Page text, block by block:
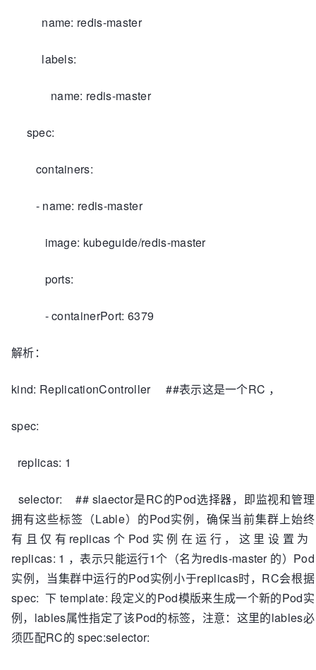
name: redis-master
labels:
name: redis-master
spec:
containers:
- name: redis-master
image: kubeguide/redis-master
ports:
- containerPort: 6379
解析：
kind: ReplicationController ##表示这是一个RC ，
spec:
replicas: 1
selector: ## slaector是RC的Pod选择器，即监视和管理
拥有这些标签（Lable）的Pod实例，确保当前集群上始终
有且仅有replicas个Pod实例在运行，这里设置为
replicas: 1 ，表示只能运行1个（名为redis-master 的）Pod
实例，当集群中运行的Pod实例小于replicas时，RC会根据
spec: 下 template: 段定义的Pod模版来生成一个新的Pod实
例，lables属性指定了该Pod的标签，注意：这里的lables必
须匹配RC的 spec:selector: